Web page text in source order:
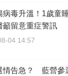
病毒升溫！1歲童
留意重症警訊
04 14:57
情告急？ 藍營參